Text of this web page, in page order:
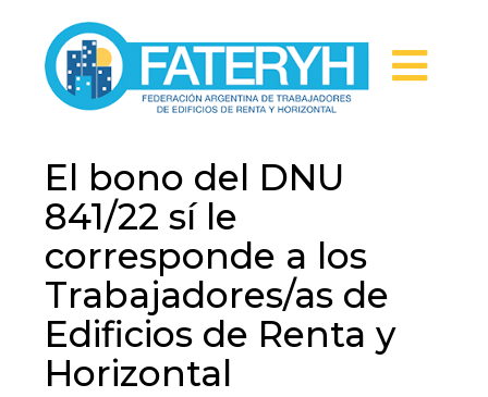
El bono del DNU
841/22 sí le
corresponde a los
Trabajadores/as de
Edificios de Renta y
Horizontal